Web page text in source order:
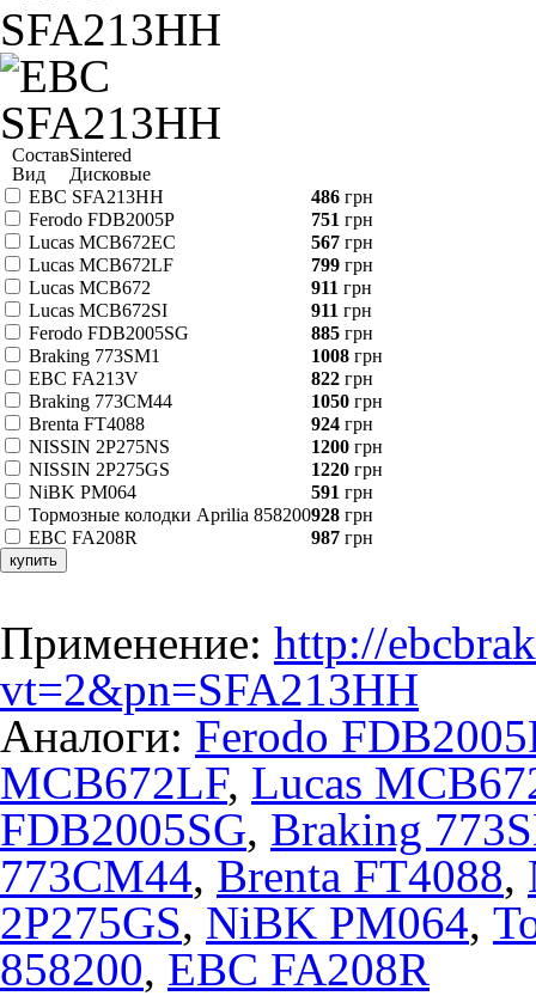
СоставSintered
Вид
Дисковые
EBC SFA213HH
486 грн
Ferodo FDB2005P
751 грн
Lucas MCB672EC
567 грн
Lucas MCB672LF
799 грн
Lucas MCB672
911 грн
Lucas MCB672SI
911 грн
Ferodo FDB2005SG
885 грн
Braking 773SM1
1008 грн
EBC FA213V
822 грн
Braking 773CM44
1050 грн
Brenta FT4088
924 грн
NISSIN 2P275NS
1200 грн
NISSIN 2P275GS
1220 грн
NiBK PM064
591 грн
Тормозные колодки Aprilia 858200928 грн
EBC FA208R
987 грн
купить
Применение: http://
vt=2&pn=SFA213HH
Аналоги: Ferodo
MCB672LF, Lucas
FDB2005SG, Braking
773CM44, Brenta FT4088,
2P275GS, NiBK PM064,
858200, EBC FA208R